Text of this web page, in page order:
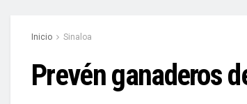
Inicio Sinaloa
Prevén ganaderos